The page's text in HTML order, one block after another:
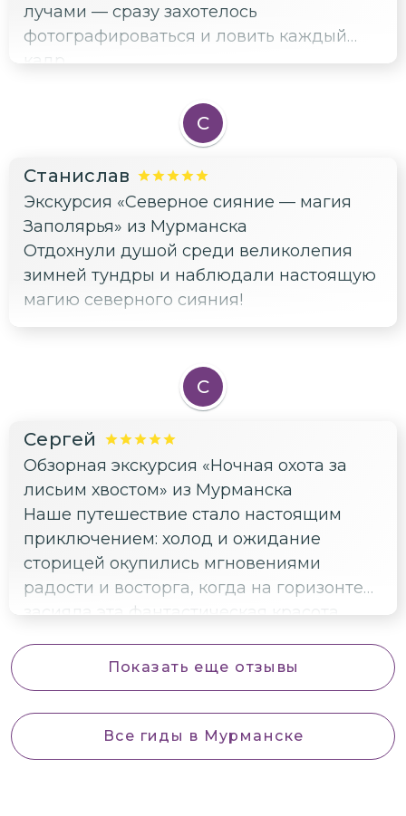
лучами — сразу захотелось
фотографироваться и ловить каждый
С
Станислав
Экскурсия «Северное сияние — магия
Заполярья» из Мурманска
Отдохнули душой среди великолепия
зимней тундры и наблюдали настоящую
магию северного сияния!
С
Сергей
Обзорная экскурсия «Ночная охота за
лисьим хвостом» из Мурманска
Наше путешествие стало настоящим
приключением: холод и ожидание
сторицей окупились мгновениями
радости и восторга, когда на горизонте
засияла эта фантастическая красота
Показать еще отзывы
Все гиды в Мурманске